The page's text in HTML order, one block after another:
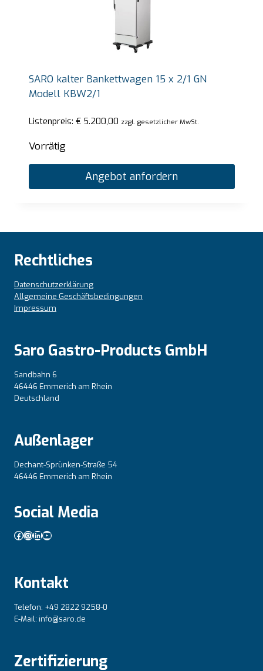
SARO kalter Bankettwagen 15 x 2/1 GN
Modell KBW2/1
Listenpreis: €5.200,00 zzgl. gesetzlicher MwSt.
Vorrätig
Angebot anfordern
Rechtliches
Datenschutzerklärung
Allgemeine Geschäftsbedingungen
Impressum
Saro Gastro-Products GmbH
Sandbahn 6
46446 Emmerich am Rhein
Deutschland
Außenlager
Dechant-Sprünken-Straße 54
46446 Emmerich am Rhein
Social Media
Facebook
Instagram
LinkedIn
YouTube
Kontakt
Telefon: +49 2822 9258-0
E-Mail: info@saro.de
Zertifizierung